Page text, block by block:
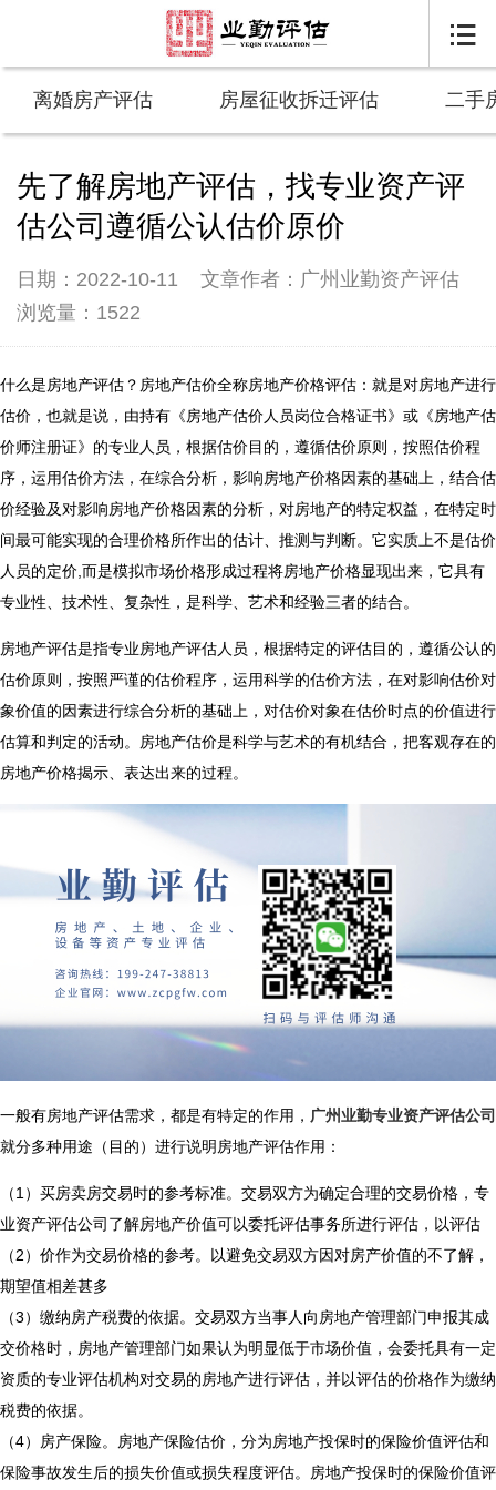

离婚房产评估 房屋征收拆迁评估 二手
先了解房地产评估，找专业资产评
估公司遵循公认估价原价
日期：2022-10-11
文章作者：广州业勤资产评估
浏览量：1522
什么是房地产评估？房地产估价全称房地产价格评估：就是对房地产进行
估价，也就是说，由持有《房地产估价人员岗位合格证书》或《房地产估
价师注册证》的专业人员，根据估价目的，遵循估价原则，按照估价程
序，运用估价方法，在综合分析，影响房地产价格因素的基础上，结合估
价经验及对影响房地产价格因素的分析，对房地产的特定权益，在特定时
间最可能实现的合理价格所作出的估计、推测与判断。它实质上不是估价
人员的定价,而是模拟市场价格形成过程将房地产价格显现出来，它具有
专业性、技术性、复杂性，是科学、艺术和经验三者的结合。
房地产评估是指专业房地产评估人员，根据特定的评估目的，遵循公认的
估价原则，按照严谨的估价程序，运用科学的估价方法，在对影响估价对
象价值的因素进行综合分析的基础上，对估价对象在估价时点的价值进行
估算和判定的活动。房地产估价是科学与艺术的有机结合，把客观存在的
房地产价格揭示、表达出来的过程。
一般有房地产评估需求，都是有特定的作用， 广州业勤专业资产评估公司
就分多种用途（目的）进行说明房地产评估作用：
（1）买房卖房交易时的参考标准。交易双方为确定合理的交易价格， 专
业资产评估公司了解房地产价值可以委托评估事务所进行评估，以评估
（2）价作为交易价格的参考。以避免交易双方因对房产价值的不了解，
期望值相差甚多
（3）缴纳房产税费的依据。交易双方当事人向房地产管理部门申报其成
交价格时，房地产管理部门如果认为明显低于市场价值，会委托具有一定
资质的专业评估机构对交易的房地产进行评估，并以评估的价格作为缴纳
税费的依据。
（4）房产保险。房地产保险估价，分为房地产投保时的保险价值评估和
保险事故发生后的损失价值或损失程度评估。房地产投保时的保险价值评